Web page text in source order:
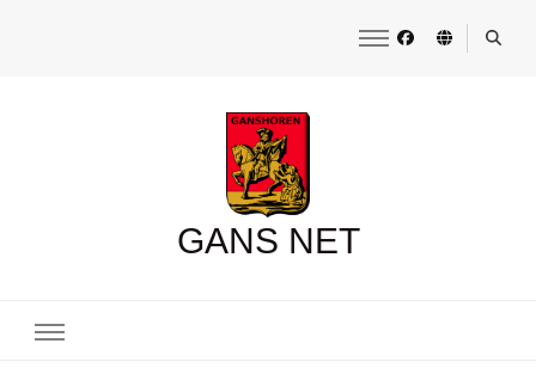
GANS NET